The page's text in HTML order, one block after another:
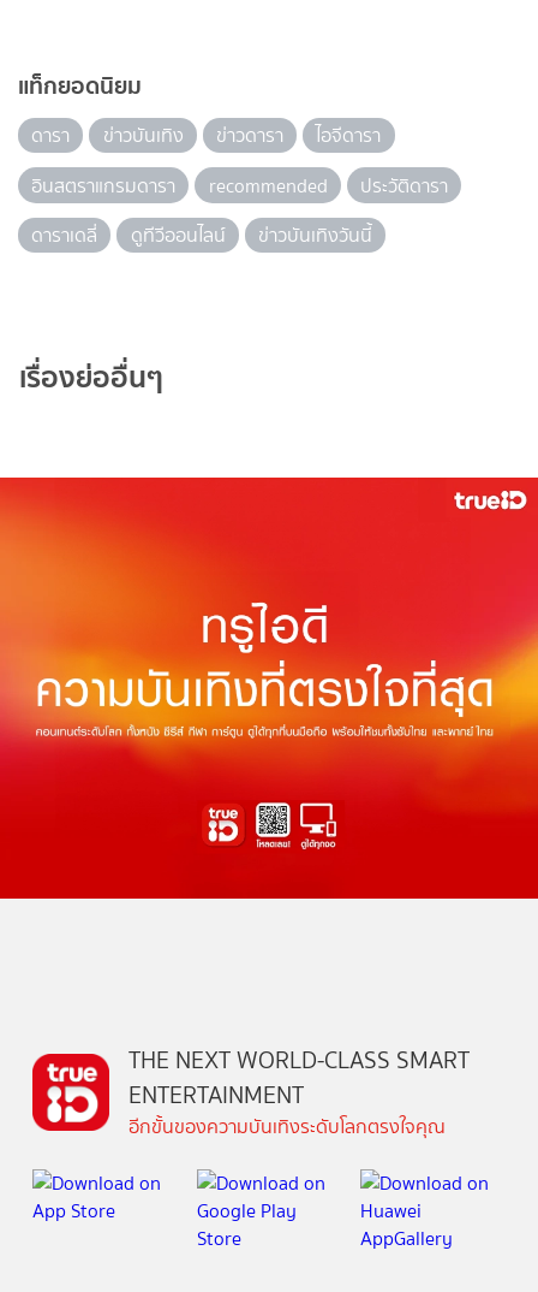
แท็กยอดนิยม
ดารา ข่าวบันเทิง ข่าวดารา
ไอจีดารา
อินสตราแกรมดารา
recommended
ประวัติดารา
ดาราเดลี่
ดูทีวีออนไลน์ ข่าวบันเทิงวันนี้
เรื่องย่ออื่นๆ
THE NEXT WORLD-CLASS SMART
ENTERTAINMENT
อีกขั้นของความบันเทิงระดับโลกตรงใจคุณ